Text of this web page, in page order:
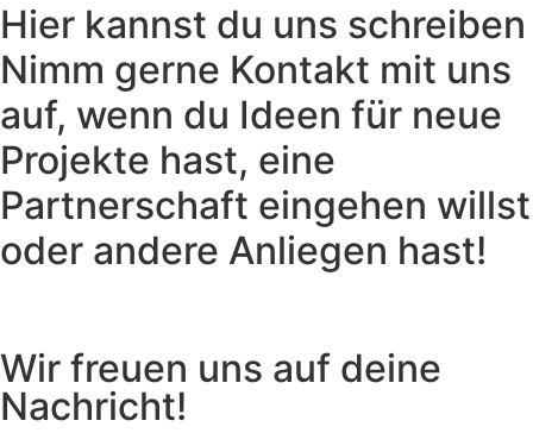
Hier kannst du uns schreiben
Nimm gerne Kontakt mit uns
auf, wenn du Ideen für neue
Projekte hast, eine
Partnerschaft eingehen willst
oder andere Anliegen hast!
Wir freuen uns auf deine
Nachricht!